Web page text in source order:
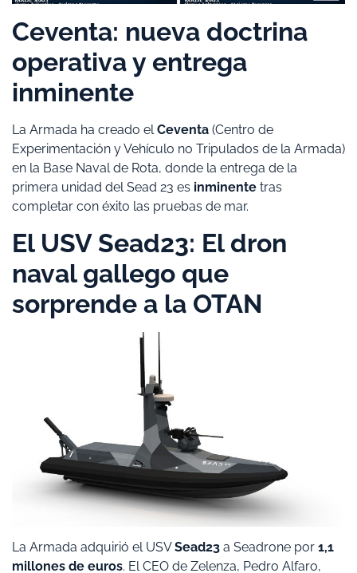
​Ceventa: nueva doctrina
operativa y entrega
inminente
​La Armada ha creado elCeventa (Centro de
Experimentación y Vehículo no Tripulados de la Armada)
en la Base Naval de Rota, donde la entrega de la
primera unidad del Sead 23 es inminente tras
completar con éxito las pruebas de mar.
​El USV Sead23: El dron
naval gallego que
sorprende a la OTAN
​La Armada adquirió el USVSead23 a Seadrone por 1,1
millones de euros. El CEO de Zelenza, Pedro Alfaro,